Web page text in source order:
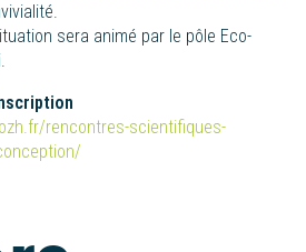
sera animé par le pôle Eco-
rencontres-scientifiques-